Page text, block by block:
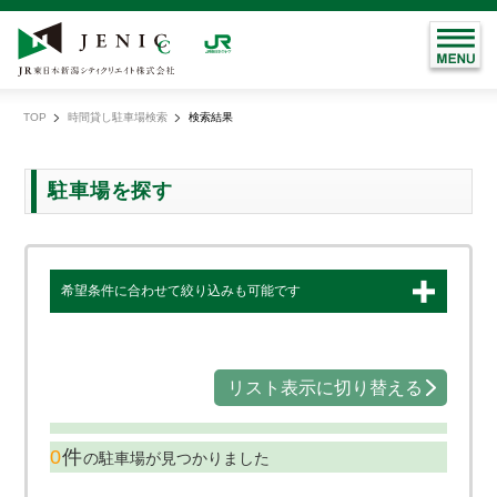
現
TOP 時間貸し駐車場検索 検索結果
駐車場を探す
希望条件に合わせて絞り込みも可能です
リスト表示に切り替える
0件の駐車場が見つかりました